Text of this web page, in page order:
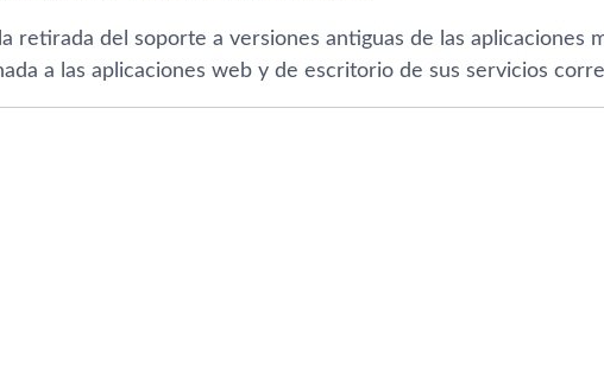
retirada del soporte a versiones antiguas de las aplicaciones
a las aplicaciones web y de escritorio de sus servicios